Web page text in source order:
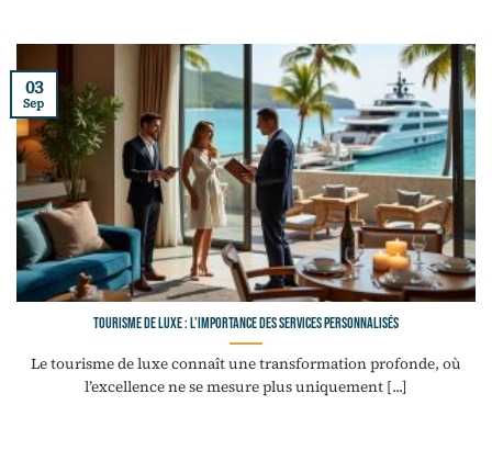
Tourisme de luxe : l’importance des services personnalisés
Le tourisme de luxe connaît une transformation profonde, où
l’excellence ne se mesure plus uniquement [...]
03
Sep